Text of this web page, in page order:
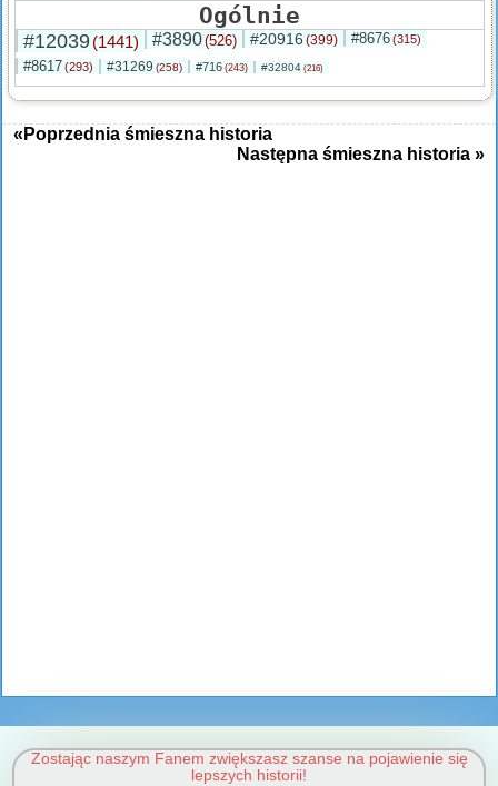
Ogólnie
#12039(1441) #3890(526) #20916 (399) #8676(315)
#8617(293) #31269 (258) #716 (243) #32804 (216)
«Poprzednia śmieszna historia
Następna śmieszna historia »
Zostając naszym Fanem zwiększasz szanse na pojawienie się
lepszych historii!